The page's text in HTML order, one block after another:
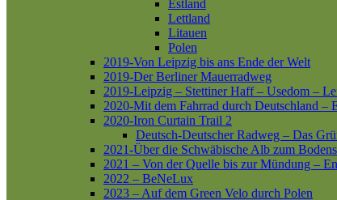
Estland
Lettland
Litauen
Polen
2019-Von Leipzig bis ans Ende der Welt
2019-Der Berliner Mauerradweg
2019-Leipzig – Stettiner Haff – Usedom –
2020-Mit dem Fahrrad durch Deutschland –
2020-Iron Curtain Trail 2
Deutsch-Deutscher Radweg – Das
2021-Über die Schwäbische Alb zum
2021 – Von der Quelle bis zur Mündung –
2022 – BeNeLux
2023 – Auf dem Green Velo durch Polen